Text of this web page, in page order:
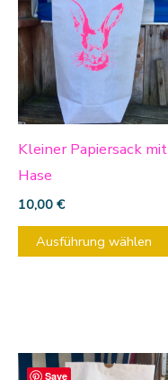
Kleiner Papiersack mit
Hase
10,00 €
Ausführung wählen
Save